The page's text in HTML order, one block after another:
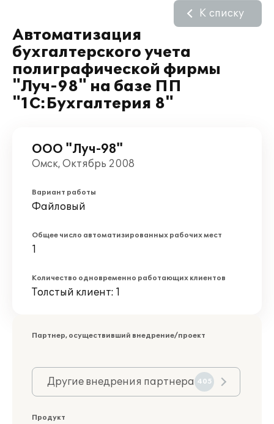
Автоматизация
бухгалтерского учета
полиграфической фирмы
"Луч-98" на базе ПП
"1С:Бухгалтерия 8"
К списку
ООО "Луч-98"
Омск, Октябрь 2008
Вариант работы
Файловый
Общее число автоматизированных рабочих мест
1
Количество одновременно работающих клиентов
Толстый клиент: 1
Партнер, осуществивший внедрение/проект
Другие внедрения партнера 405
Продукт